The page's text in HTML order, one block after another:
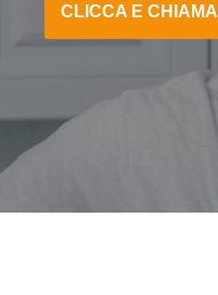
CLICCA E CHIAMA